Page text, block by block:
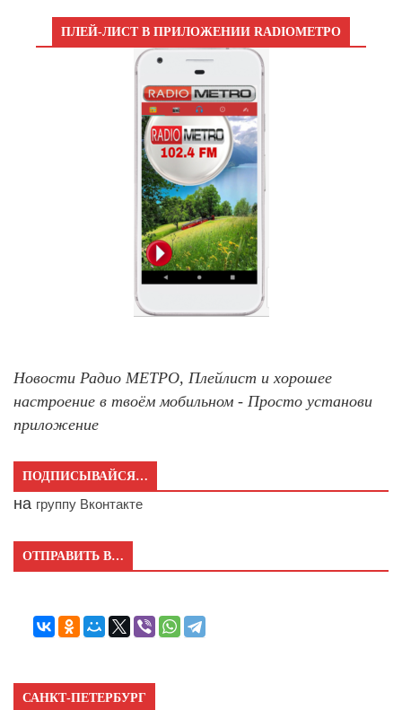
ПЛЕЙ-ЛИСТ В ПРИЛОЖЕНИИ RADIOМЕТРО
Новости Радио МЕТРО, Плейлист и хорошее
настроение в твоём мобильном - Просто установи
приложение
ПОДПИСЫВАЙСЯ…
на группу Вконтакте
ОТПРАВИТЬ В…
САНКТ-ПЕТЕРБУРГ